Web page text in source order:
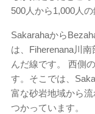
500人から1,000人
Sakarahaから
は、Fiherenana川
んだ線です。 西側
す。そこでは、
富な砂岩地域から
つかっています。